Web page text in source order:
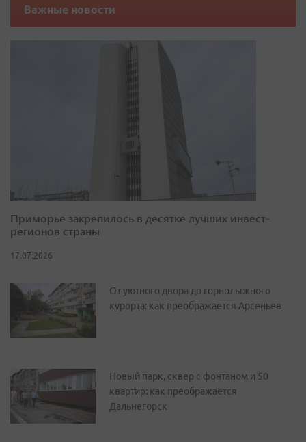
Важные новости
Приморье закрепилось в десятке лучших инвест-
регионов страны
17.07.2026
От уютного двора до горнолыжного
курорта: как преображается Арсеньев
Новый парк, сквер с фонтаном и 50
квартир: как преображается
Дальнегорск